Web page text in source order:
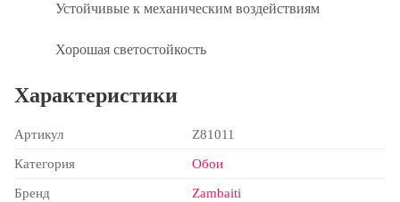
Характеристики
Артикул Z81011
Категория Обои
Бренд Zambaiti
Устойчивые к механическим воздействиям
Хорошая светостойкость